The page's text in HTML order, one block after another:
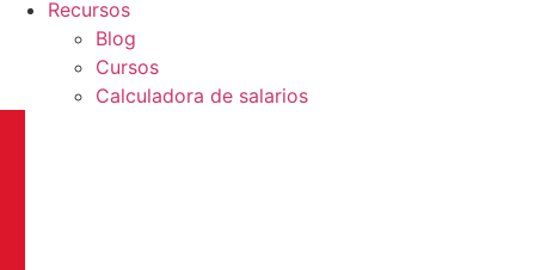
Recursos
Blog
Cursos
Calculadora de salarios